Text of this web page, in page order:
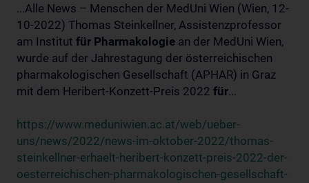
...Alle News – Menschen der MedUni Wien (Wien, 12-
10-2022) Thomas Steinkellner, Assistenzprofessor
am Institut für Pharmakologie an der MedUni Wien,
wurde auf der Jahrestagung der österreichischen
pharmakologischen Gesellschaft (APHAR) in Graz
mit dem Heribert-Konzett-Preis 2022 für...
https://www.meduniwien.ac.at/web/ueber-
uns/news/2022/news-im-oktober-2022/thomas-
steinkellner-erhaelt-heribert-konzett-preis-2022-der-
oesterreichischen-pharmakologischen-gesellschaft-